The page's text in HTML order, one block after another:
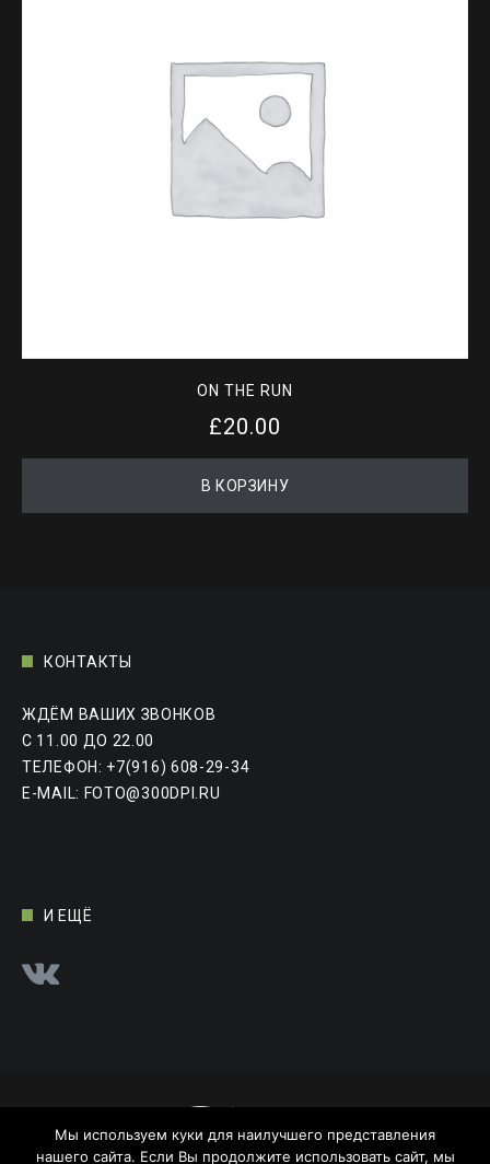
ON THE RUN
£20.00
В КОРЗИНУ
КОНТАКТЫ
ЖДЁМ ВАШИХ ЗВОНКОВ
C 11.00 ДО 22.00
ТЕЛЕФОН: +7(916) 608-29-34
E-MAIL: FOTO@300DPI.RU
И ЕЩЁ
Мы используем куки для наилучшего представления
нашего сайта. Если Вы продолжите использовать сайт, мы